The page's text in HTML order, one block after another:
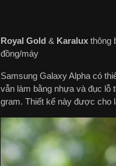
Royal Gold & Karaluxthông
đồng/máy
Samsung Galaxy Alpha có
vẫn làm bằng nhựa và đục
gram. Thiết kế này được cho